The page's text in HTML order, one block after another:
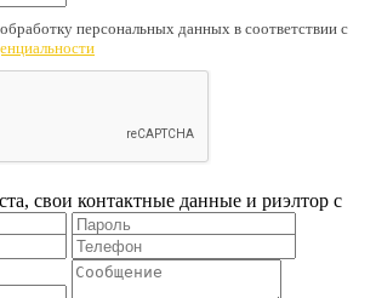
персональных данных в соответствии с
свои контактные данные и риэлтор с